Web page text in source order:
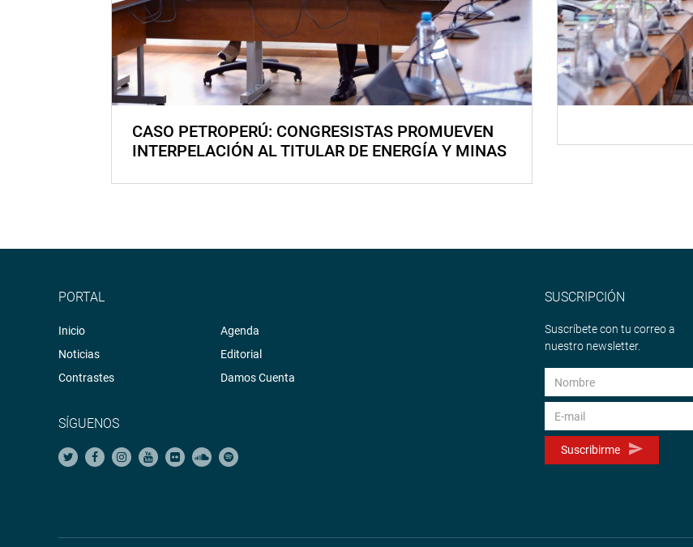
CASO PETROPERÚ: CONGRESISTAS PROMUEVEN
INTERPELACIÓN AL TITULAR DE ENERGÍA Y MINAS
PORTAL
Inicio
Noticias
Contrastes
Agenda
Editorial
Damos Cuenta
SÍGUENOS
SUSCRIPCIÓN
Suscríbete con tu correo a
nuestro newsletter.
Suscribirme